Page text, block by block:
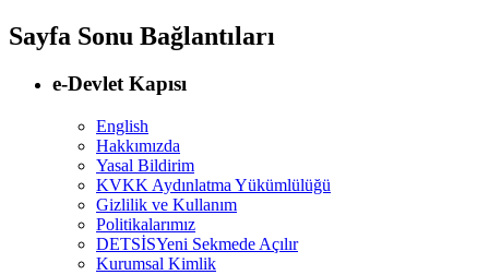
Sayfa Sonu Bağlantıları
e-Devlet Kapısı
English
Hakkımızda
Yasal Bildirim
KVKK Aydınlatma Yükümlülüğü
Gizlilik ve Kullanım
Politikalarımız
DETSİSYeni Sekmede Açılır
Kurumsal Kimlik